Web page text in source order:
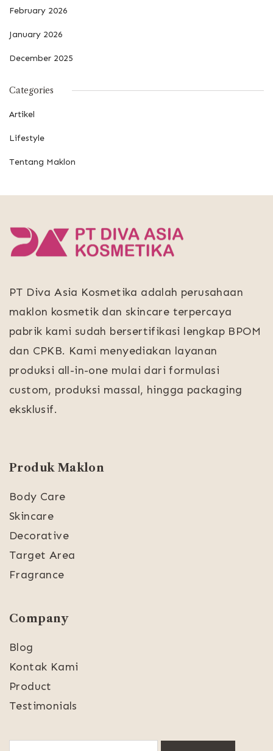
February 2026
January 2026
December 2025
Categories
Artikel
Lifestyle
Tentang Maklon
PT Diva Asia Kosmetika adalah perusahaan
maklon kosmetik dan skincare terpercaya
pabrik kami sudah bersertifikasi lengkap BPOM
dan CPKB. Kami menyediakan layanan
produksi all-in-one mulai dari formulasi
custom, produksi massal, hingga packaging
eksklusif.
Produk Maklon
Body Care
Skincare
Decorative
Target Area
Fragrance
Company
Blog
Kontak Kami
Product
Testimonials